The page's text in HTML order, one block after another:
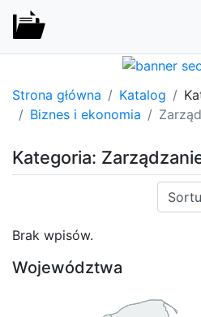
Strona główna Katalog
Biznes i ekonomia
Kategoria:
Sortuj:
Brak wpisów.
Województwa